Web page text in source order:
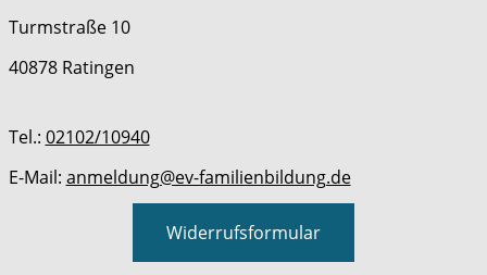
Turmstraße 10
40878 Ratingen
Tel.: 02102/10940
E-Mail: anmeldung@ev-familienbildung.de
Widerrufsformular